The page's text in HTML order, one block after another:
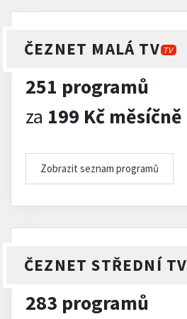
ČEZNET MALÁ TV TV
251 programů
za 199 Kč měsíčně
Zobrazit seznam programů
ČEZNET STŘEDNÍ TV
283 programů